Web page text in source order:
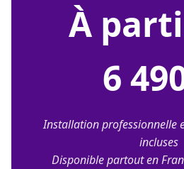
À
6
Installation professionnelle
incluses
Disponible partout en